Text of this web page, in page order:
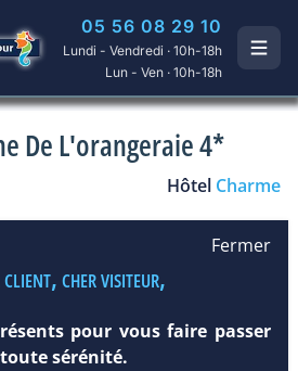
05 56 08 29 10
Lundi - Vendredi · 10h-18h
Lun - Ven · 10h-18h
De L'orangeraie 4*
Hôtel Charme
Fermer
client, cher visiteur,
pour vous faire passer
sérénité.